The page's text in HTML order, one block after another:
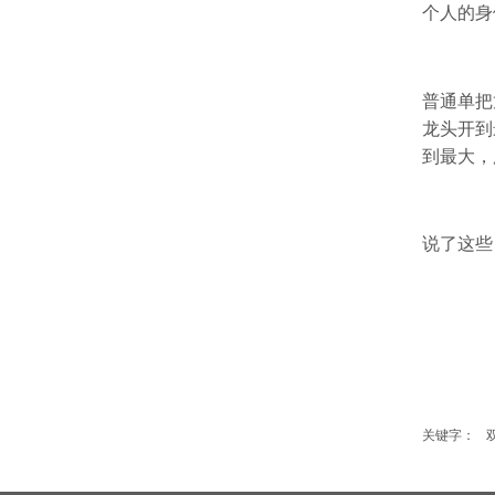
个人的
普通单
龙头开
到最大
说了这
关键字：